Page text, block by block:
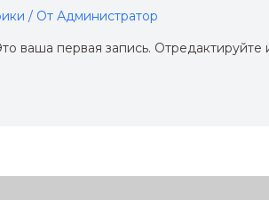
/ От Администратор
ваша первая запись. Отредактируйте